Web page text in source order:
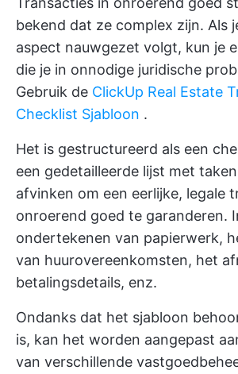
bekend dat ze complex zijn. Als
aspect nauwgezet volgt, kun je
die je in onnodige juridische
Gebruik de ClickUp Real Estate
Checklist Sjabloon .
Het is gestructureerd als een
een gedetailleerde lijst met
afvinken om een eerlijke, legale
onroerend goed te garanderen.
ondertekenen van papierwerk,
van huurovereenkomsten, het
betalingsdetails, enz.
Ondanks dat het sjabloon
is, kan het worden aangepast
van verschillende